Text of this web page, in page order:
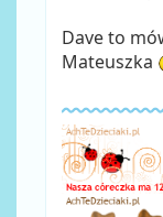
Dave to
Mateuszka